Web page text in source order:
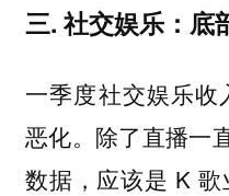
三. 社交娱乐：底
一季度社交娱乐收
恶化。除了直播一
数据，应该是 K